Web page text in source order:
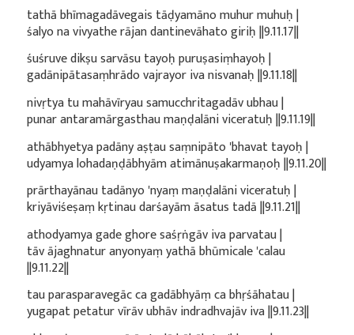
tathā bhīmagadāvegais tāḍyamāno muhur muhuḥ |
śalyo na vivyathe rājan dantinevāhato giriḥ ||9.11.17||
śuśruve dikṣu sarvāsu tayoḥ puruṣasiṃhayoḥ |
gadānipātasaṃhrādo vajrayor iva nisvanaḥ ||9.11.18||
nivṛtya tu mahāvīryau samucchritagadāv ubhau |
punar antaramārgasthau maṇḍalāni viceratuḥ ||9.11.19||
athābhyetya padāny aṣṭau saṃnipāto 'bhavat tayoḥ |
udyamya lohadaṇḍābhyām atimānuṣakarmaṇoḥ ||9.11.20||
prārthayānau tadānyo 'nyaṃ maṇḍalāni viceratuḥ |
kriyāviśeṣaṃ kṛtinau darśayām āsatus tadā ||9.11.21||
athodyamya gade ghore saśṛṅgāv iva parvatau |
tāv ājaghnatur anyonyaṃ yathā bhūmicale 'calau
||9.11.22||
tau parasparavegāc ca gadābhyāṃ ca bhṛśāhatau |
yugapat petatur vīrāv ubhāv indradhvajāv iva ||9.11.23||